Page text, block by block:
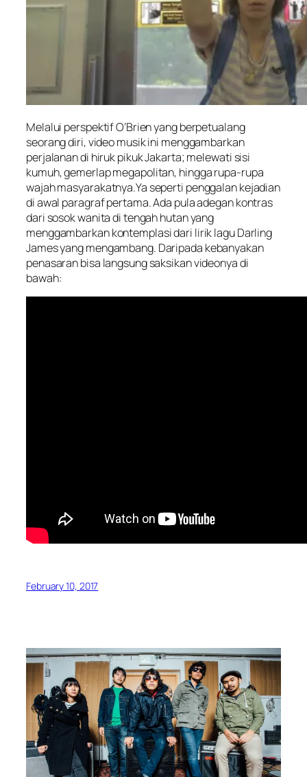
Melalui perspektif O’Brien yang berpetualang
seorang diri, video musik ini menggambarkan
perjalanan di hiruk pikuk Jakarta; melewati sisi
kumuh, gemerlap megapolitan, hingga rupa-rupa
wajah masyarakatnya.Ya seperti penggalan kejadian
di awal paragraf pertama. Ada pula adegan kontras
dari sosok wanita di tengah hutan yang
menggambarkan kontemplasi dari lirik lagu Darling
James yang mengambang. Daripada kebanyakan
penasaran bisa langsung saksikan videonya di
bawah:
February 10, 2017